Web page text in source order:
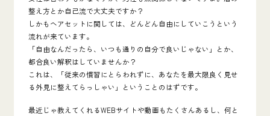
整え方とか自己流で大丈夫ですか？
しかもヘアセットに関しては、どんどん自由にしていこうという
流れが来ています。
「自由なんだったら、いつも通りの自分で良いじゃない」とか、
都合良い解釈はしていませんか？
これは、
「従来の慣習にとらわれずに、あなたを最大限良く見せ
る外見に整えてらっしゃい」ということのはずです。
最近じゃ教えてくれるWEBサイトや動画もたくさんあるし、何と